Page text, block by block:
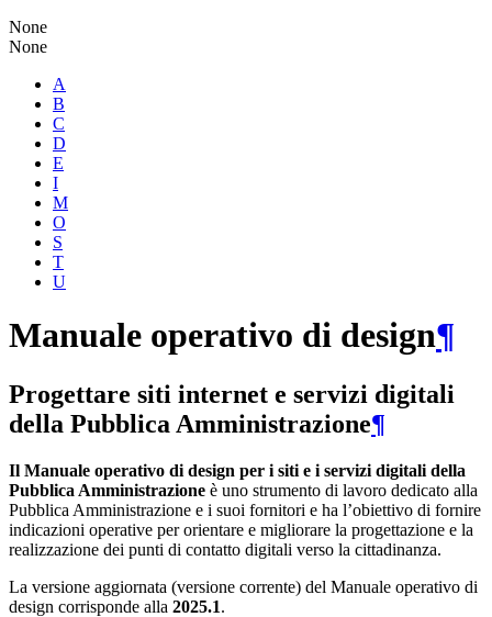
None
None
A
B
C
D
E
I
M
O
S
T
U
Manuale operativo di design¶
Progettare siti internet e servizi digitali
della Pubblica Amministrazione¶
Il Manuale operativo di design per i siti e i servizi digitali della
Pubblica Amministrazione è uno strumento di lavoro dedicato alla
Pubblica Amministrazione e i suoi fornitori e ha l’obiettivo di fornire
indicazioni operative per orientare e migliorare la progettazione e la
realizzazione dei punti di contatto digitali verso la cittadinanza.
La versione aggiornata (versione corrente) del Manuale operativo di
design corrisponde alla 2025.1.